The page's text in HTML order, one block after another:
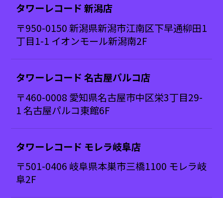
タワーレコード 新潟店
〒950-0150 新潟県新潟市江南区下早通柳田1
丁目1-1 イオンモール新潟南2F
タワーレコード 名古屋パルコ店
〒460-0008 愛知県名古屋市中区栄3丁目29-
1 名古屋パルコ東館6F
タワーレコード モレラ岐阜店
〒501-0406 岐阜県本巣市三橋1100 モレラ岐
阜2F